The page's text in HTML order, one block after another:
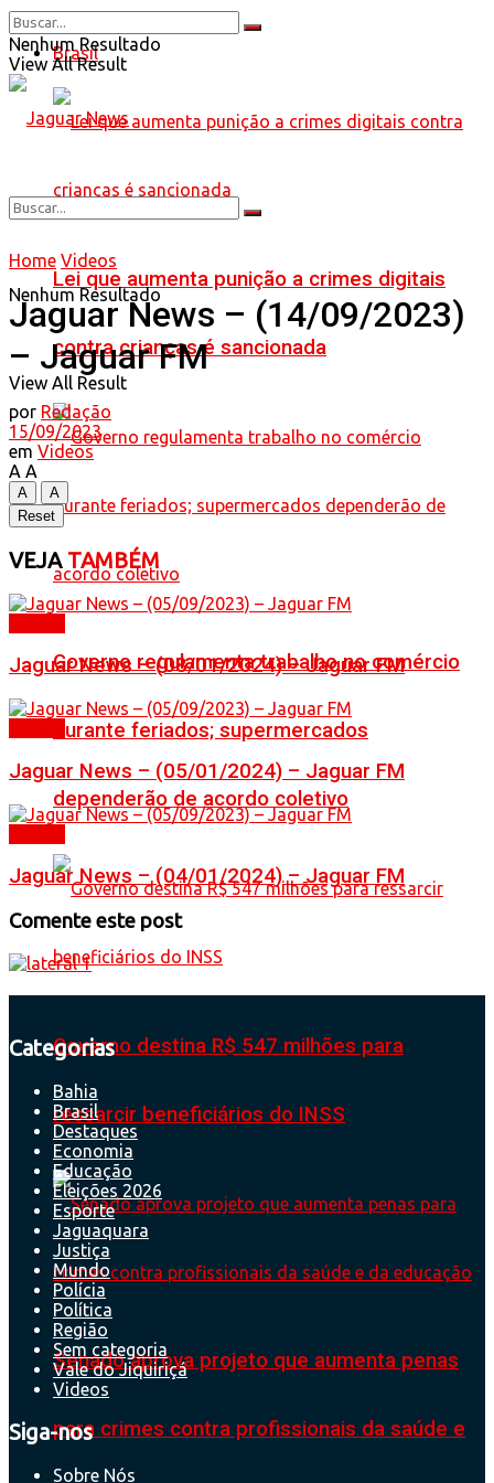
Brasil
Lei que aumenta punição a crimes digitais
contra crianças é sancionada
Governo regulamenta trabalho no comércio
durante feriados; supermercados
dependerão de acordo coletivo
Governo destina R$ 547 milhões para
ressarcir beneficiários do INSS
Senado aprova projeto que aumenta penas
para crimes contra profissionais da saúde e
Nenhum Resultado
View All Result
Nenhum Resultado
View All Result
Home Videos
Jaguar News – (14/09/2023)
– Jaguar FM
por Redação
15/09/2023
em Videos
A A
A
A
Reset
VEJATAMBÉM
Jaguar News – (08/01/2024) – Jaguar FM
Jaguar News – (05/01/2024) – Jaguar FM
Jaguar News – (04/01/2024) – Jaguar FM
Comente este post
Categorias
Bahia
Brasil
Destaques
Economia
Educação
Eleições 2026
Esporte
Jaguaquara
Justiça
Mundo
Polícia
Política
Região
Sem categoria
Vale do Jiquiriçá
Videos
Siga-nos
Sobre Nós